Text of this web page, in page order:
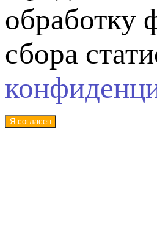
обработку
сбора
Я согласен